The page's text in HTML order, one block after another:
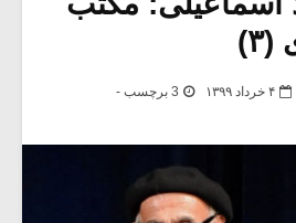
۴ خرداد ۱۳۹۹ 3 برچسب -